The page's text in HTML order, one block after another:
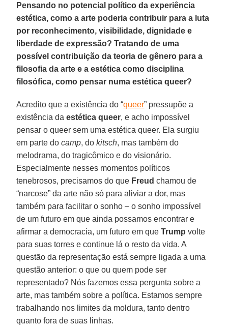
Pensando no potencial político da experiência
estética, como a arte poderia contribuir para a luta
por reconhecimento, visibilidade, dignidade e
liberdade de expressão? Tratando de uma
possível contribuição da teoria de gênero para a
filosofia da arte e a estética como disciplina
filosófica, como pensar numa estética queer?
Acredito que a existência do “queer” pressupõe a
existência daestética queer, e acho impossível
pensar o queer sem uma estética queer. Ela surgiu
em parte docamp, dokitsch, mas também do
melodrama, do tragicômico e do visionário.
Especialmente nesses momentos políticos
tenebrosos, precisamos do que Freud chamou de
“narcose” da arte não só para aliviar a dor, mas
também para facilitar o sonho – o sonho impossível
de um futuro em que ainda possamos encontrar e
afirmar a democracia, um futuro em queTrump volte
para suas torres e continue lá o resto da vida. A
questão da representação está sempre ligada a uma
questão anterior: o que ou quem pode ser
representado? Nós fazemos essa pergunta sobre a
arte, mas também sobre a política. Estamos sempre
trabalhando nos limites da moldura, tanto dentro
quanto fora de suas linhas.